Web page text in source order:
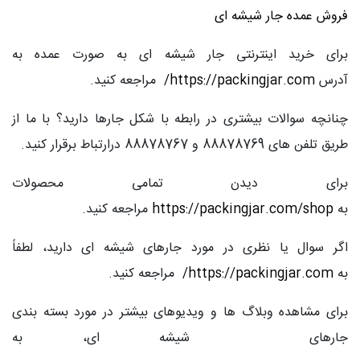
فروش عمده جار شیشه ای
برای خرید اینترنتی جار شیشه ای به صورت عمده به
آدرسhttps://packingjar.com
/ مراجعه کنید.
چنانچه سوالات بیشتری در رابطه با شکل جارها دارید؟ با ما از
طریق تلفن های 88878769 و 88878767 درارتباط برقرار کنید.
برای دیدن تمامی محصولات
به https://packingjar.com/shop مراجعه کنید.
اگر سوال یا نظری در مورد جارهای شیشه ای دارید، لطفاً
به https://packingjar.com
/ مراجعه کنید.
برای مشاهده وبلاگ ها و ویدیوهای بیشتر در مورد بسته بندی
جارهای شیشه ای، به